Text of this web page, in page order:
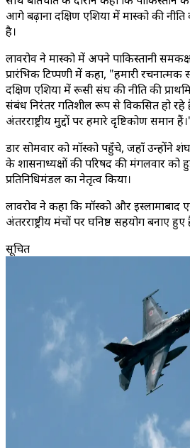
आगे बढ़ाना दक्षिण एशिया में मास्को की
है।
लावरोव ने मास्को में अपने पाकिस्तानी
प्रारंभिक टिप्पणी में कहा, "हमारी
दक्षिण एशिया में रूसी संघ की नीति की
संबंध निरंतर गतिशील रूप से विकसित हो
अंतरराष्ट्रीय मुद्दों पर हमारे दृष्टिकोण समान
डार सोमवार को मॉस्को पहुँचे, जहाँ
के शासनाध्यक्षों की परिषद की मंगलवार को
प्रतिनिधिमंडल का नेतृत्व किया।
लावरोव ने कहा कि मॉस्को और इस्लामाबाद
अंतरराष्ट्रीय मंचों पर घनिष्ठ सहयोग बनाए हुए
सूचित